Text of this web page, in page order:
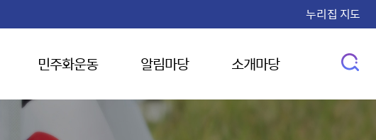
누리집 지도
민주화운동 알림마당 소개마당